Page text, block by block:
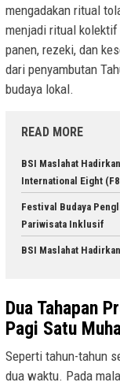
mengadakan ritual
menjadi ritual
panen, rezeki, dan
dari penyambutan
budaya lokal.
READ MORE
BSI Maslahat
International Eight
Festival Budaya
Pariwisata Inklusif
BSI Maslahat
Dua Tahapan
Pagi Satu
Seperti tahun-tahun
dua waktu. Pada